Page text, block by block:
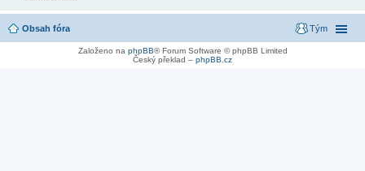
Obsah fóra Tým
Založeno na phpBB® Forum Software © phpBB Limited
Český překlad – phpBB.cz